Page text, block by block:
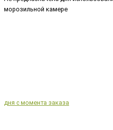
морозильной камере
дня с момента заказа